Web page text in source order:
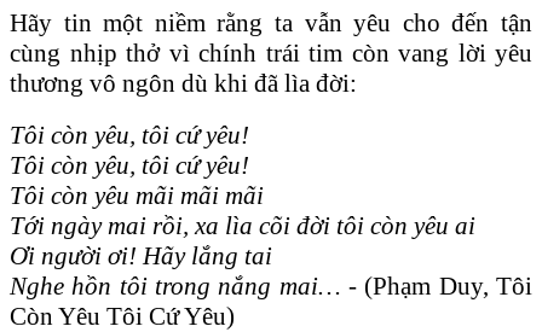
Hãy tin một niềm rằng ta vẫn yêu cho đến tận
cùng nhịp thở vì chính trái tim còn vang lời yêu
thương vô ngôn dù khi đã lìa đời:
Tôi còn yêu, tôi cứ yêu!
Tôi còn yêu, tôi cứ yêu!
Tôi còn yêu mãi mãi mãi
Tới ngày mai rồi, xa lìa cõi đời tôi còn yêu ai
Ơi người ơi! Hãy lắng tai
Nghe hồn tôi trong nắng mai… - (Phạm Duy, Tôi
Còn Yêu Tôi Cứ Yêu)